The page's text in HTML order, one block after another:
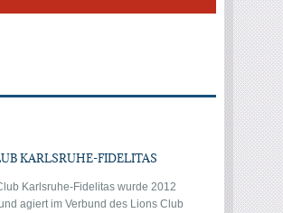
KARLSRUHE-FIDELITAS
Karlsruhe-Fidelitas wurde 2012
agiert im Verbund des Lions Club